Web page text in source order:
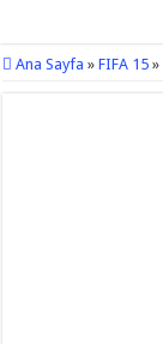
Ana Sayfa » FIFA 15 »